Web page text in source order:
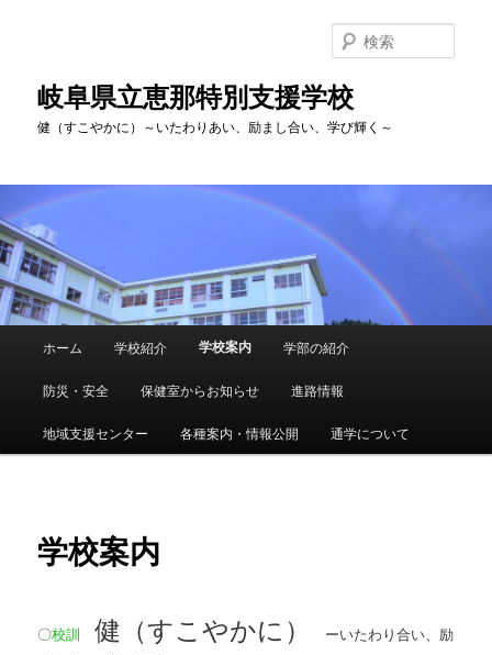
岐阜県立恵那特別支援学校
健（すこやかに）～いたわりあい、励まし合い、学び輝く～
索
ュ
メ
イ
ン
ン
ン
ホーム 学校紹介 学校案内 学部の紹介
防災・安全 保健室からお知らせ 進路情報
地域支援センター 各種案内・情報公開 通学について
学校案内
〇校訓 健（すこやかに）
ーいたわり合い、励